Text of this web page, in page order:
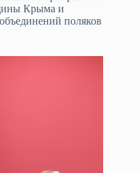
Крыма и
поляков